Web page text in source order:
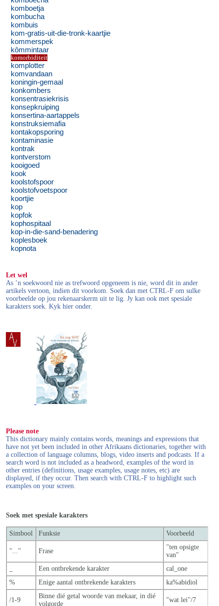
komboetja
kombucha
kombuis
kom-gratis-uit-die-tronk-kaartjie
kommerspek
kômmintaar
komorbiditeit
komplotter
komvandaan
koningin-gemaal
konkombers
konsentrasiekrisis
konsepkruiping
konsertina-aartappels
konstruksiemafia
kontakopsporing
kontaminasie
kontrak
kontverstom
kooigoed
kook
koolstofspoor
koolstofvoetspoor
koortjie
kop
kopfok
kophospitaal
kop-in-die-sand-benadering
koplesboek
kopnota
Let wel
As ’n soekwoord nie as trefwoord opgeneem is nie, word dit in ander
artikels vertoon, indien dit voorkom. Soek dan met CTRL-F om sulke
voorbeelde op jou rekenaarskerm uit te lig. Jy kan ook met spesiale
karakters soek. Kyk hier onder.
Please note
This dictionary mainly contains words, meanings and expressions that
have not yet been included in other Afrikaans dictionaries, together with
a collection of language columns, blogs, video inserts and podcasts. If a
search word is not included as a headword, examples of the word in
other entries (definitions, usage examples, usage notes, etc) are
displayed, if they occur. Then search with CTRL-F to highlight such
examples on your screen.
Soek met spesiale karakters
Simbool Funksie Voorbeeld
"..." Frase
"ten opsigte
van"
Een ontbrekende karakter
cal_one
%
Enige aantal ontbrekende karakters ka%abidiol
/1-9
Binne dié getal woorde van mekaar, in dié
volgorde
"wat lei"/7